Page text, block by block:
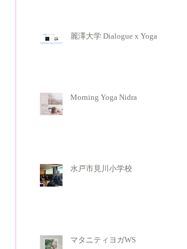
麗澤大学 Dialogue x Yoga
Morning Yoga Nidra
水戸市見川小学校
マタニティヨガWS